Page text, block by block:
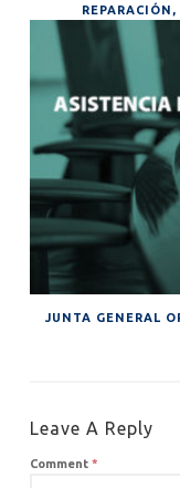
JUNTA GENERAL
Leave A Reply
Comment *